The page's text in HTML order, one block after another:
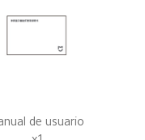
de usuario